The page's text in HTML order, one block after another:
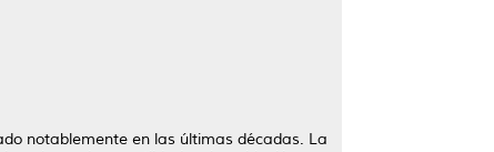
notablemente en las últimas décadas. La